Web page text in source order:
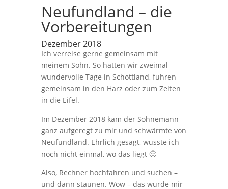
Neufundland – die
Vorbereitungen
Dezember 2018
Ich verreise gerne gemeinsam mit
meinem Sohn. So hatten wir zweimal
wundervolle Tage in Schottland, fuhren
gemeinsam in den Harz oder zum Zelten
in die Eifel.
Im Dezember 2018 kam der Sohnemann
ganz aufgeregt zu mir und schwärmte von
Neufundland. Ehrlich gesagt, wusste ich
noch nicht einmal, wo das liegt 🙂
Also, Rechner hochfahren und suchen –
und dann staunen. Wow – das würde mir